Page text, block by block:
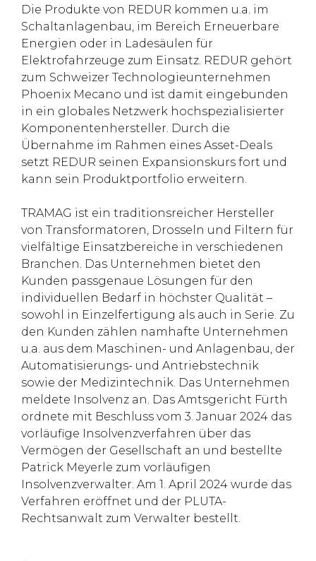
Die Produkte von REDUR kommen u.a. im
Schaltanlagenbau, im Bereich Erneuerbare
Energien oder in Ladesäulen für
Elektrofahrzeuge zum Einsatz. REDUR gehört
zum Schweizer Technologieunternehmen
Phoenix Mecano und ist damit eingebunden
in ein globales Netzwerk hochspezialisierter
Komponentenhersteller. Durch die
Übernahme im Rahmen eines Asset-Deals
setzt REDUR seinen Expansionskurs fort und
kann sein Produktportfolio erweitern.
TRAMAG ist ein traditionsreicher Hersteller
von Transformatoren, Drosseln und Filtern für
vielfältige Einsatzbereiche in verschiedenen
Branchen. Das Unternehmen bietet den
Kunden passgenaue Lösungen für den
individuellen Bedarf in höchster Qualität –
sowohl in Einzelfertigung als auch in Serie. Zu
den Kunden zählen namhafte Unternehmen
u.a. aus dem Maschinen- und Anlagenbau, der
Automatisierungs- und Antriebstechnik
sowie der Medizintechnik. Das Unternehmen
meldete Insolvenz an. Das Amtsgericht Fürth
ordnete mit Beschluss vom 3. Januar 2024 das
vorläufige Insolvenzverfahren über das
Vermögen der Gesellschaft an und bestellte
Patrick Meyerle zum vorläufigen
Insolvenzverwalter. Am 1. April 2024 wurde das
Verfahren eröffnet und der PLUTA-
Rechtsanwalt zum Verwalter bestellt.